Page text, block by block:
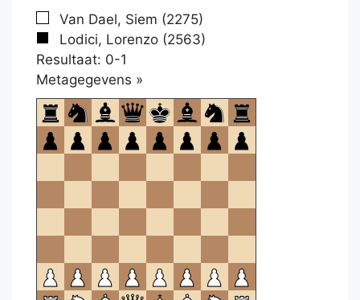
Van Dael, Siem (2275)
Lodici, Lorenzo (2563)
Resultaat: 0-1
Metagegevens »
om
te
openen.